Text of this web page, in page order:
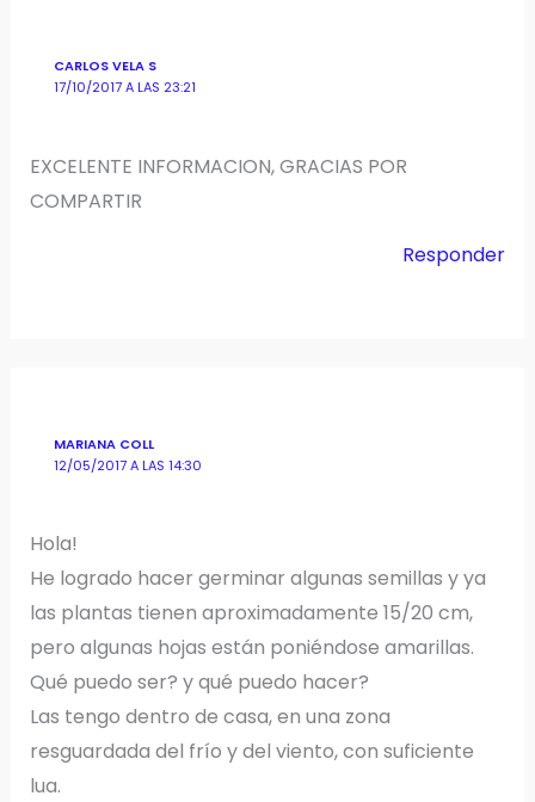
CARLOS VELA S
17/10/2017 A LAS 23:21
EXCELENTE INFORMACION, GRACIAS POR
COMPARTIR
Responder
MARIANA COLL
12/05/2017 A LAS 14:30
Hola!
He logrado hacer germinar algunas semillas y ya
las plantas tienen aproximadamente 15/20 cm,
pero algunas hojas están poniéndose amarillas.
Qué puedo ser? y qué puedo hacer?
Las tengo dentro de casa, en una zona
resguardada del frío y del viento, con suficiente
lua.